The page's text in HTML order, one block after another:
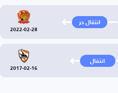
انتقال حر
2022-02-28
انتقال
2017-02-16